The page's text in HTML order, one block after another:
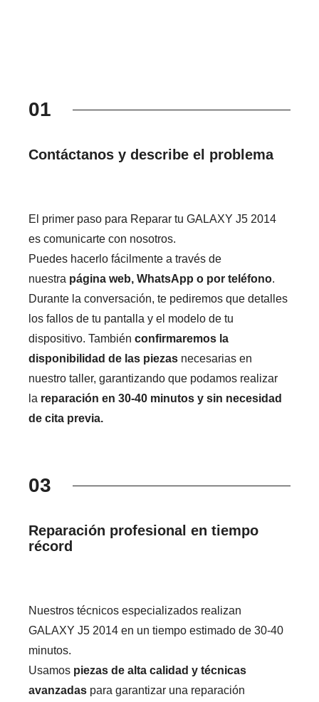
01
Contáctanos y describe el problema
El primer paso para Reparar tu GALAXY J5 2014
es comunicarte con nosotros.
Puedes hacerlo fácilmente a través de
nuestra página web, WhatsApp o por teléfono.
Durante la conversación, te pediremos que detalles
los fallos de tu pantalla y el modelo de tu
dispositivo. Tambiénconfirmaremos la
disponibilidad de las piezas necesarias en
nuestro taller, garantizando que podamos realizar
la reparación en 30-40 minutos y sin necesidad
de cita previa.
03
Reparación profesional en tiempo
récord
Nuestros técnicos especializados realizan
GALAXY J5 2014 en un tiempo estimado de 30-40
minutos.
Usamos piezas de alta calidad y técnicas
avanzadas para garantizar una reparación